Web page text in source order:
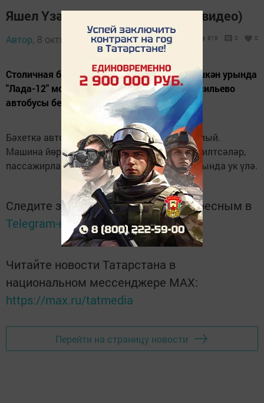
Яшел Үзәндә коточкыч авария (видео)
Автор, 8 октябрь 2015 - 05:45 819 0 0
Столичная белән Молодежная урамы кисешкән урында
"Лада-12" модель машинасы Яшел Үзән-Васильево
автобусы белән бәрелешә.
Бәхеткә автобус салонында беркем дә булмый.
Машина йөртүчене авыр хәлдә дәваханәгә илтсәләр,
пассажирлары егет белән кыз авария урынында ук үлә.
Следите за самым важным и интересным в
Telegram-канале Татмедиа
Читайте новости Татарстана в
национальном мессенджере MАХ:
https://max.ru/tatmedia
Перейти на страницу новости